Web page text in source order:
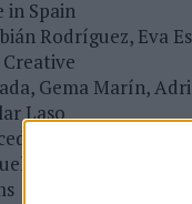
in Spain
Rodríguez, Eva
Gema Marín,
Laso
Rodríguez,
Pérez Navas,